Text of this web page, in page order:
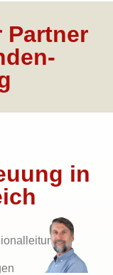
Partner
in